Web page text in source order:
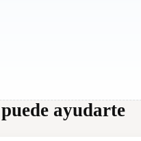
ayudarte